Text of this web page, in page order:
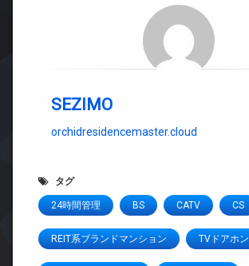
SEZIMO
orchidresidencemaster.cloud
タグ
24時間管理 BS CATV CS
REIT系ブランドマンション TVドアホン